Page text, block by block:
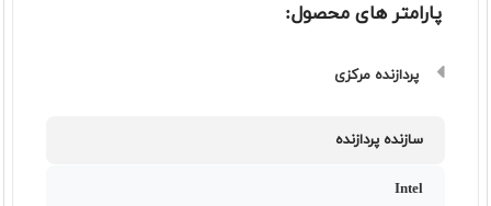
پارامتر های محصول:
پردازنده مرکزی
سازنده پردازنده
Intel